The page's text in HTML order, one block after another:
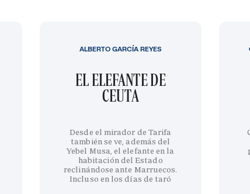
EL ELEFANTE DE
CEUTA
Desde el mirador de Tarifa
también se ve, además del
Yebel Musa, el elefante en la
habitación del Estado
reclinándose ante Marruecos.
Incluso en los días de taró
ALBERTO GARCÍA REYES